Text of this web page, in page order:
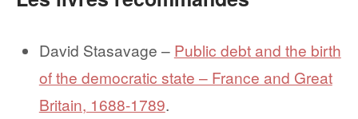
David Stasavage – Public debt and the birth
of the democratic state – France and Great
Britain, 1688-1789.